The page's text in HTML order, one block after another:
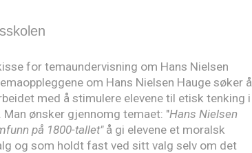
for temaundervisning om Hans Nielsen
om Hans Nielsen Hauge søker å
med å stimulere elevene til etisk tenking i
ønsker gjennomg temaet: "Hans Nielsen
på 1800-tallet" å gi elevene et moralsk
og som holdt fast ved sitt valg selv om det